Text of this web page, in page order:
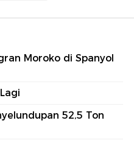
Moroko di Spanyol
52,5 Ton